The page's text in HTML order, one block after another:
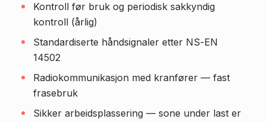
Kontroll før bruk og periodisk sakkyndig
kontroll (årlig)
Standardiserte håndsignaler etter NS-EN
14502
Radiokommunikasjon med kranfører — fast
frasebruk
Sikker arbeidsplassering — sone under last er